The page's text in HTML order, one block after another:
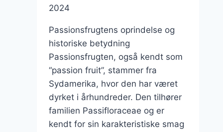
2024
Passionsfrugtens oprindelse og
historiske betydning
Passionsfrugten, også kendt som
“passion fruit”, stammer fra
Sydamerika, hvor den har været
dyrket i århundreder. Den tilhører
familien Passifloraceae og er
kendt for sin karakteristiske smag